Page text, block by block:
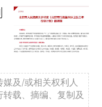
及/或相关权利人
载、摘编、复制及